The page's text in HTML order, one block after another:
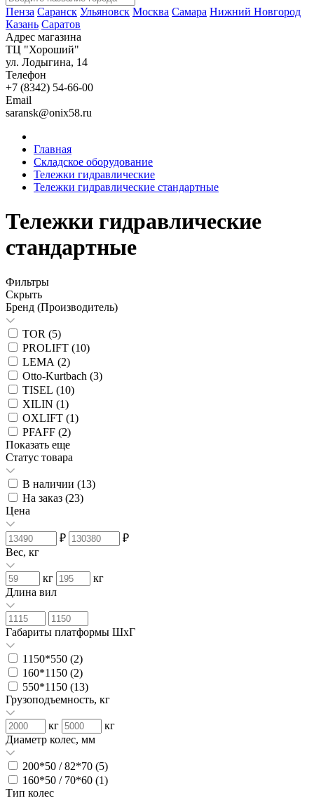
Пенза Саранск Ульяновск Москва Самара Нижний Новгород
Казань Саратов
Адрес магазина
ТЦ "Хороший"
ул. Лодыгина, 14
Телефон
+7 (8342) 54-66-00
Email
saransk@onix58.ru
Главная
Складское оборудование
Тележки гидравлические
Тележки гидравлические стандартные
Тележки гидравлические
стандартные
Фильтры
Скрыть
Бренд (Производитель)
TOR (5)
PROLIFT (10)
LEMA (2)
Otto-Kurtbach (3)
TISEL (10)
XILIN (1)
OXLIFT (1)
PFAFF (2)
Показать еще
Статус товара
В наличии (13)
На заказ (23)
Цена
₽
₽
Вес, кг
кг
кг
Длина вил
Габариты платформы ШxГ
1150*550 (2)
160*1150 (2)
550*1150 (13)
Грузоподъемность, кг
кг
кг
Диаметр колес, мм
200*50 / 82*70 (5)
160*50 / 70*60 (1)
Тип колес